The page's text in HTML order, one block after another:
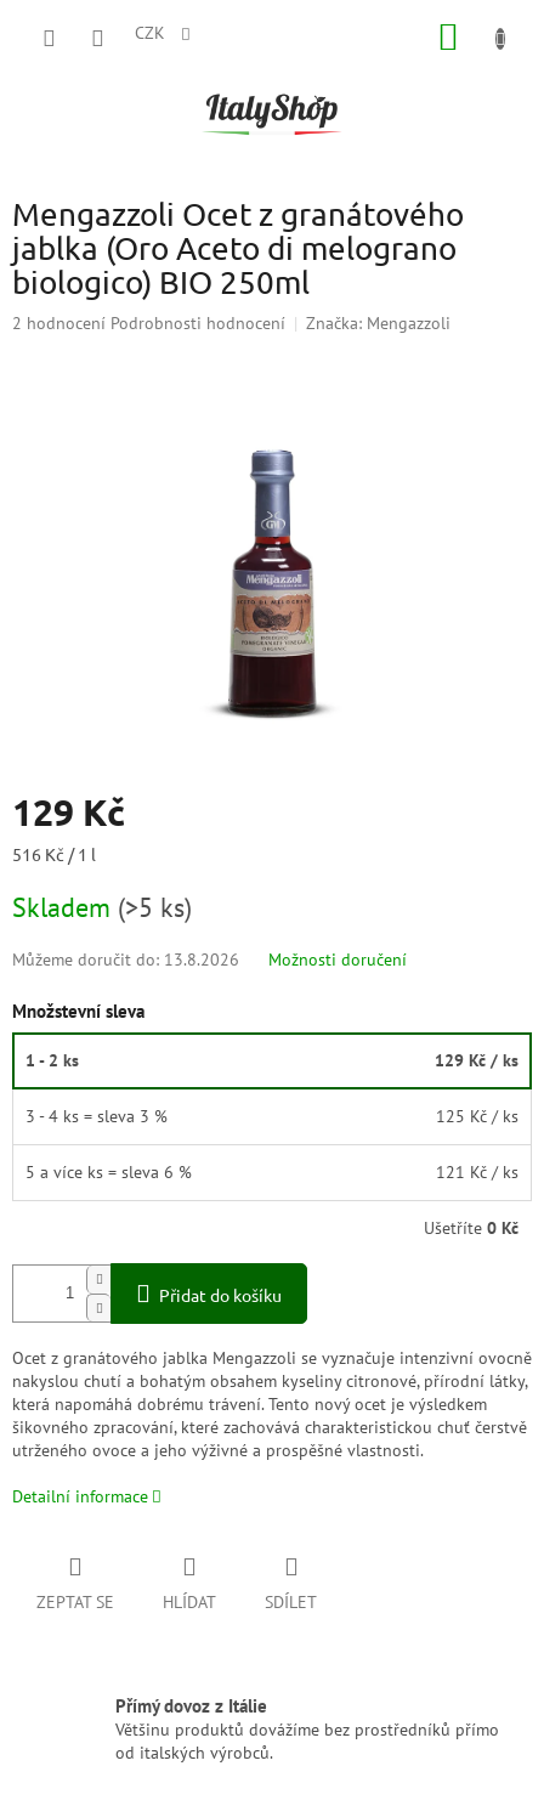
CZK
Mengazzoli Ocet z granátového
jablka (Oro Aceto di melograno
biologico) BIO 250ml
Průměrné
2 hodnocení Podrobnosti hodnocení Značka: Mengazzoli
129 Kč
Měrná
516 Kč / 1 l
Skladem (>5 ks)
Můžeme doručit do: 13.8.2026 Možnosti doručení
Množstevní sleva
1 - 2 ks 129 Kč / ks
3 - 4 ks = sleva 3 % 125 Kč / ks
5 a více ks = sleva 6 % 121 Kč / ks
Ušetříte 0 Kč
Přidat do košíku
Ocet z granátového jablka Mengazzoli se vyznačuje intenzivní ovocně
nakyslou chutí a bohatým obsahem kyseliny citronové, přírodní látky,
která napomáhá dobrému trávení. Tento nový ocet je výsledkem
šikovného zpracování, které zachovává charakteristickou chuť čerstvě
utrženého ovoce a jeho výživné a prospěšné vlastnosti.
Detailní informace
ZEPTAT SE HLÍDAT SDÍLET
Přímý dovoz z Itálie
Většinu produktů dovážíme bez prostředníků přímo
od italských výrobců.